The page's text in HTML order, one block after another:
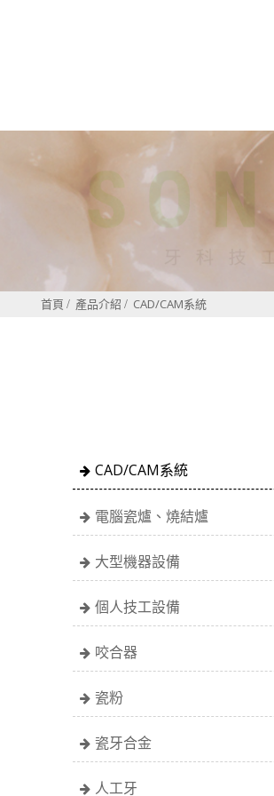
首頁 產品介紹 CAD/CAM系統
CAD/CAM系統
電腦瓷爐、燒結爐
大型機器設備
個人技工設備
咬合器
瓷粉
瓷牙合金
人工牙